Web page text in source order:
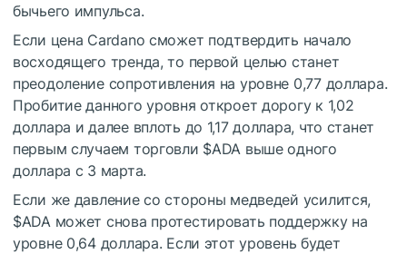
бычьего импульса.
Если цена Cardano сможет подтвердить начало
восходящего тренда, то первой целью станет
преодоление сопротивления на уровне 0,77 доллара.
Пробитие данного уровня откроет дорогу к 1,02
доллара и далее вплоть до 1,17 доллара, что станет
первым случаем торговли $ADA выше одного
доллара с 3 марта.
Если же давление со стороны медведей усилится,
$ADA может снова протестировать поддержку на
уровне 0,64 доллара. Если этот уровень будет